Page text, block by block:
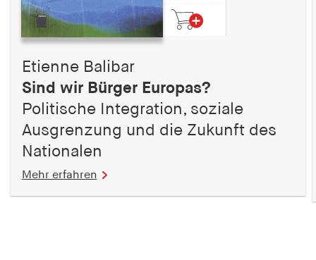
Etienne Balibar
Sind wir Bürger Europas?
Politische Integration, soziale
Ausgrenzung und die Zukunft des
Nationalen
Mehr erfahren